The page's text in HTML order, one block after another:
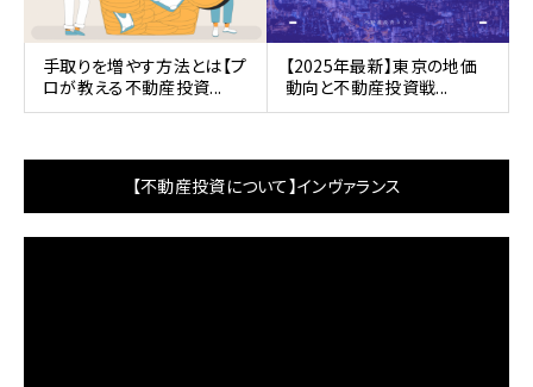
手取りを増やす方法とは【プ
ロが教える不動産投資...
【2025年最新】東京の地価
動向と不動産投資戦...
【不動産投資について】インヴァランス